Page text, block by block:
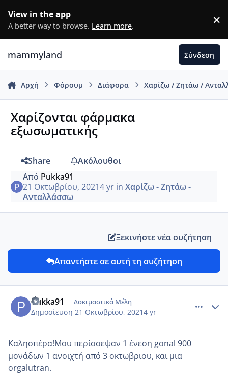
View in the app
A better way to browse. Learn more. ×
mammyland Σύνδεση
Αρχή Φόρουμ Διάφορα Χαρίζω / Ζητάω /
Χαρίζονται φάρμακα
εξωσωματικής
Share
Ακόλουθοι
Από Pukka91
21 Οκτωβρίου, 20214 yrin Χαρίζω - Ζητάω -
Ανταλλάσσω
Ξεκινήστε νέα συζήτηση
Απαντήστε σε αυτή τη συζήτηση
Pukka91 Δοκιμαστικά Μέλη
Δημοσίευση 21 Οκτωβρίου, 20214 yr
Καλησπέρα!Μου περίσσεψαν 1 ένεση gonal 900
μονάδων 1 ανοιχτή από 3 οκτωβριου, και μια
orgalutran.